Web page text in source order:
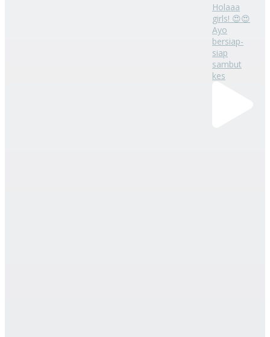
Holaaa
girls! 😍😍
Ayo
bersiap-
siap
sambut
kes